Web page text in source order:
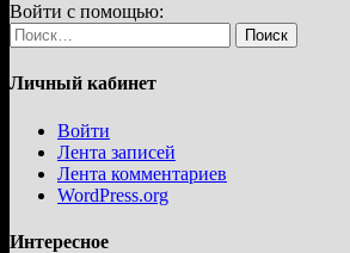
Войти с помощью:
Найти:
Личный кабинет
Войти
Лента записей
Лента комментариев
WordPress.org
Интересное